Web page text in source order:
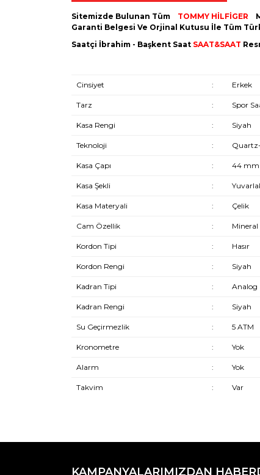
Sitemizde Bulunan Tüm TOMMY HİLFİGER
Garanti Belgesi Ve Orjinal Kutusu İle Tüm
Saatçi İbrahim - Başkent Saat SAAT&SAAT
Cinsiyet : Erkek
Tarz : Spor
Kasa Rengi : Siyah
Teknoloji :
Kasa Çapı : 44 mm
Kasa Şekli :
Kasa Materyali : Çelik
Cam Özellik : Mineral
Kordon Tipi : Hasır
Kordon Rengi : Siyah
Kadran Tipi : Analog
Kadran Rengi : Siyah
Su Geçirmezlik : 5 ATM
Kronometre : Yok
Alarm : Yok
Takvim : Var
Görüş ve önerileriniz için teşekkür ederiz.
Ürün resmi kalitesiz, bozuk veya
KAMPANYALARIMIZDAN